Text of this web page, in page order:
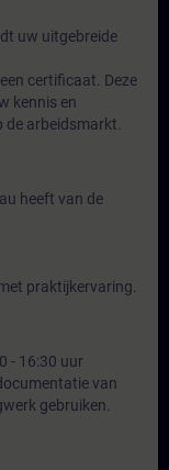
uw uitgebreide
certificaat. Deze
kennis en
arbeidsmarkt.
heeft van de
praktijkervaring.
- 16:30 uur
van
gebruiken.